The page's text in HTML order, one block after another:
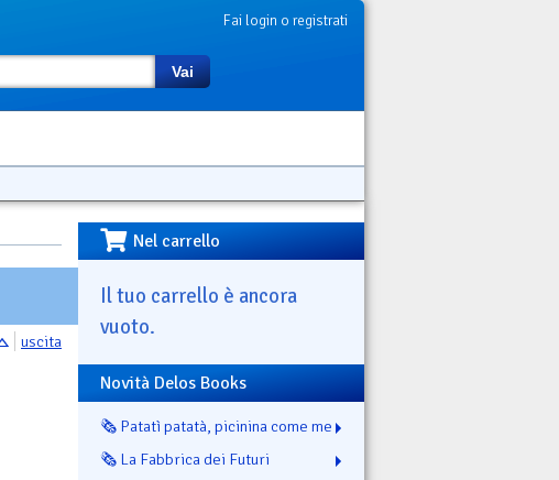
Fai login o registrati
Vai
uscita
Nel carrello
Il tuo carrello è ancora
vuoto.
Novità Delos Books
🗞️ Patatì patatà, picinina come me
🗞️ La Fabbrica dei Futuri